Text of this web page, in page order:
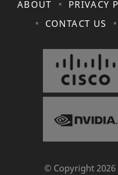
ABOUT PRIVACY
CONTACT US
© Copyright 2026